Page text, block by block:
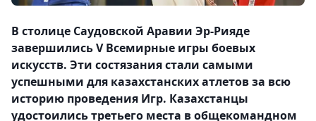
В столице Саудовской Аравии Эр-Рияде
завершились V Всемирные игры боевых
искусств. Эти состязания стали самыми
успешными для казахстанских атлетов за всю
историю проведения Игр. Казахстанцы
удостоились третьего места в общекомандном